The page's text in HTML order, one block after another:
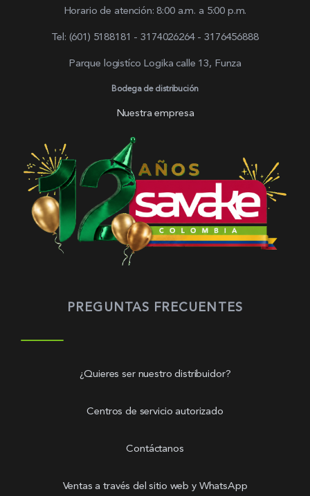
Horario de atención: 8:00 a.m. a 5:00 p.m.
Tel: (601) 5188181 - 3174026264 - 3176456888
Parque logistíco Logika calle 13, Funza
Bodega de distribución
Nuestra empresa
PREGUNTAS FRECUENTES
¿Quieres ser nuestro distribuidor?
Centros de servicio autorizado
Contáctanos
Ventas a través del sitio web y WhatsApp